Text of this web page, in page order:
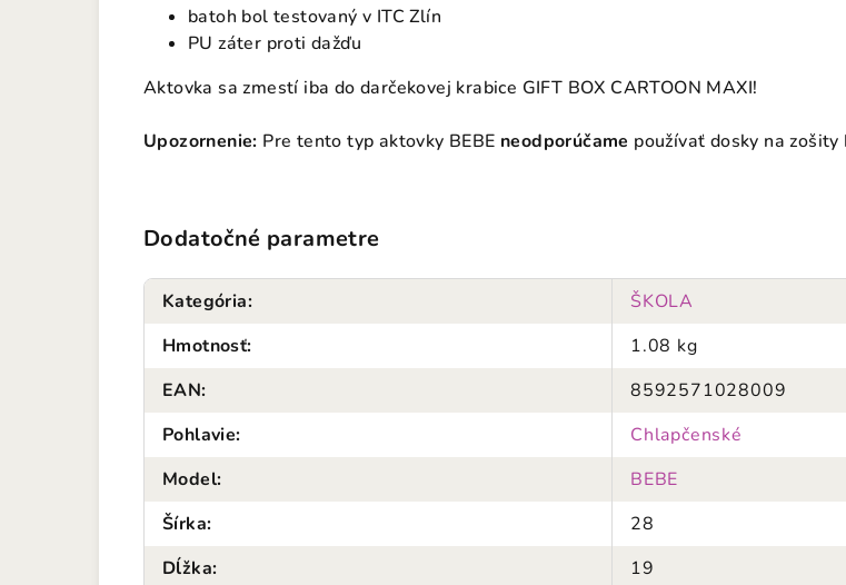
batoh bol testovaný v ITC Zlín
PU záter proti dažďu
Aktovka sa zmestí iba do darčekovej krabice GIFT BOX CARTOON MAXI!
Upozornenie: Pre tento typ aktovky BEBE neodporúčame používať dosky na zošity
Dodatočné parametre
Kategória:
ŠKOLA
Hmotnosť:
1.08 kg
EAN:
8592571028009
Pohlavie:
Chlapčenské
Model:
BEBE
Šírka:
28
Dĺžka:
19